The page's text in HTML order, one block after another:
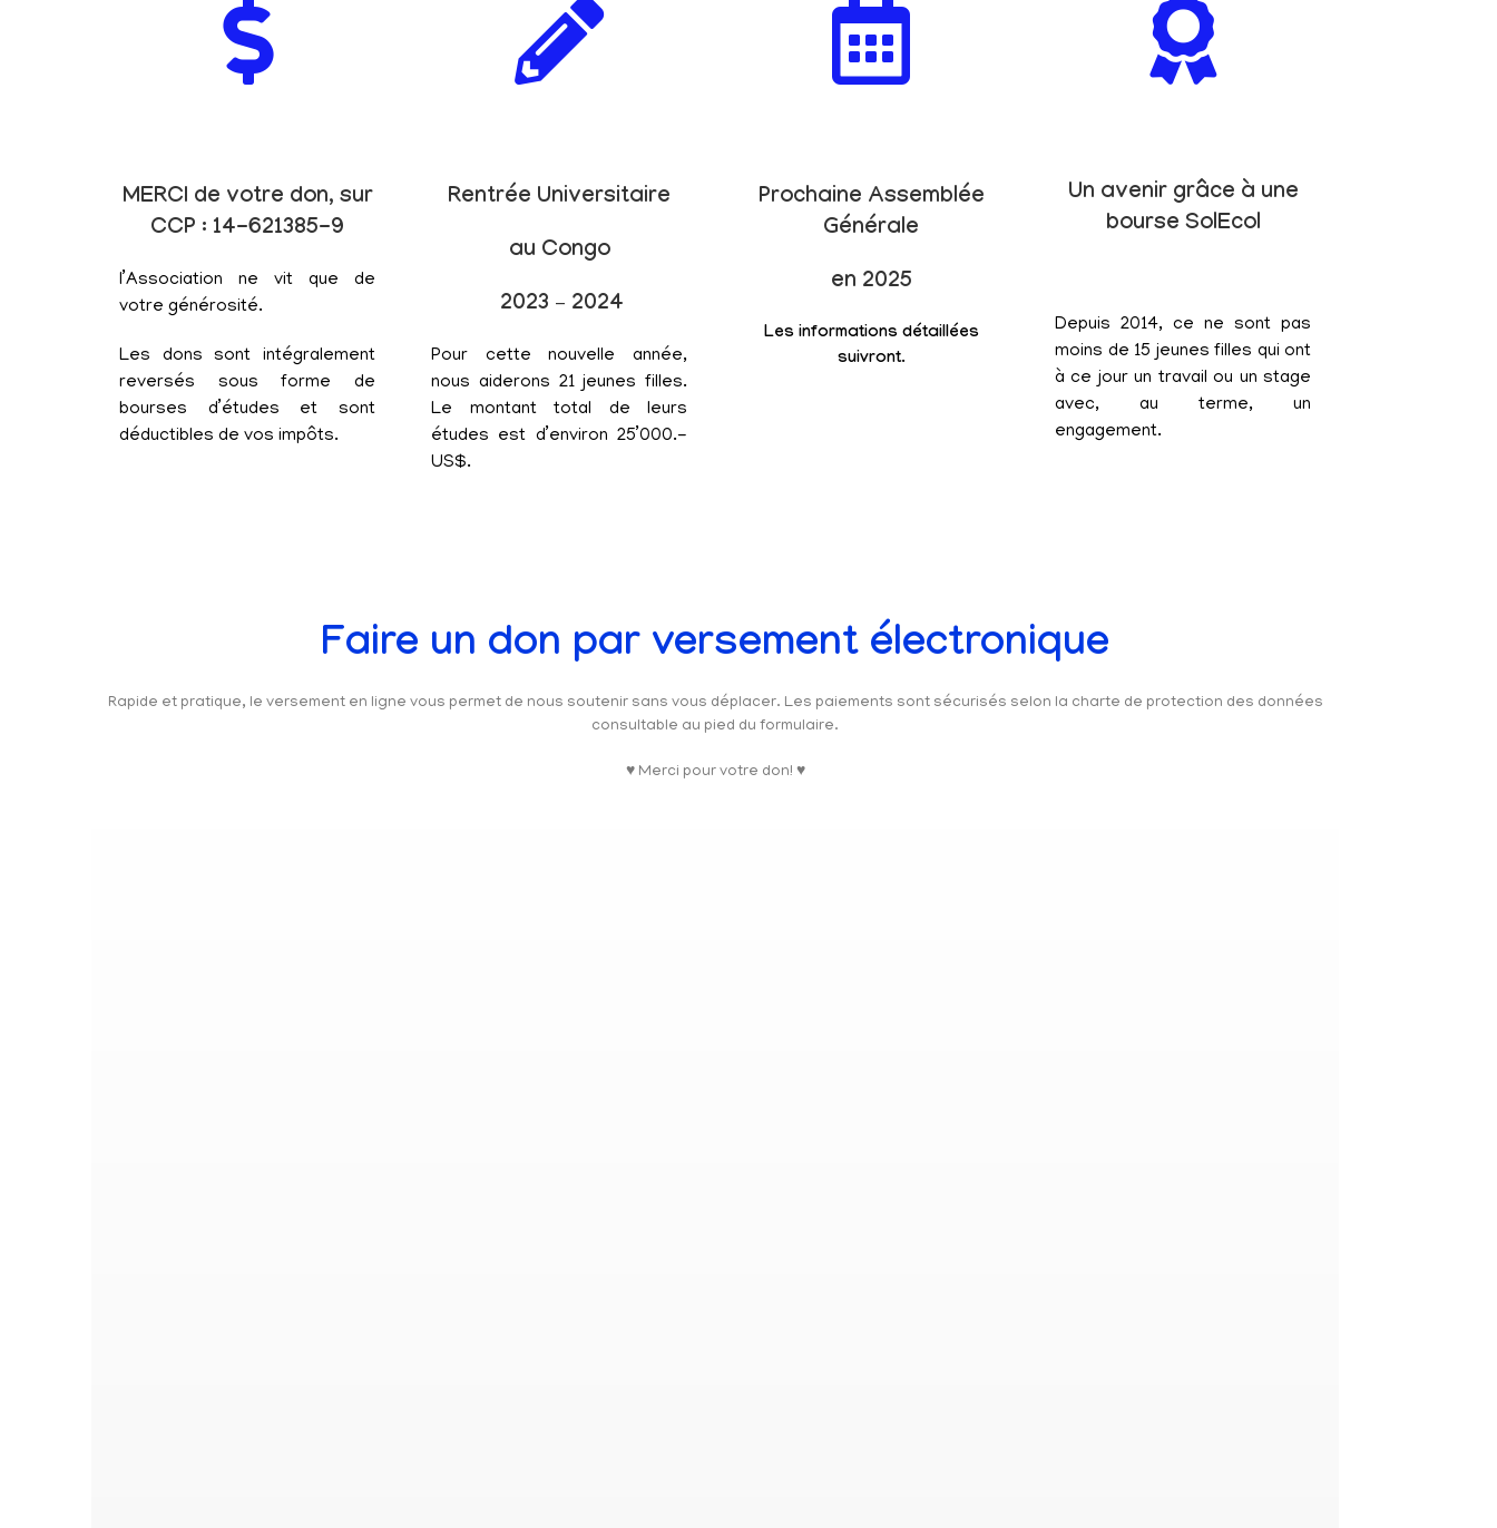
MERCI de votre don, sur
CCP : 14-621385-9
l’Association ne vit que de
votre générosité.
Les dons sont intégralement
reversés sous forme de
bourses d’études et sont
déductibles de vos impôts.
Rentrée Universitaire
au Congo
2023 – 2024
Pour cette nouvelle année,
nous aiderons 21 jeunes filles.
Le montant total de leurs
études est d’environ 25’000.-
US$.
Prochaine Assemblée
Générale
en 2025
Les informations détaillées
suivront.
Un avenir grâce à une
bourse SolEcol
Depuis 2014, ce ne sont pas
moins de 15 jeunes filles qui ont
à ce jour un travail ou un stage
avec, au terme, un
engagement.
Faire un don par versement électronique
Rapide et pratique, le versement en ligne vous permet de nous soutenir sans vous déplacer. Les paiements sont sécurisés selon la charte de protection des données
consultable au pied du formulaire.
♥ Merci pour votre don! ♥